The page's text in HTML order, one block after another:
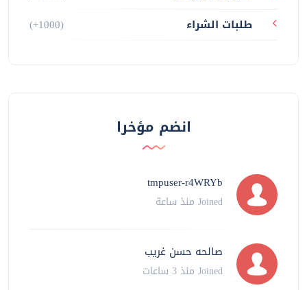
طلبات الشراء
(+1000)
انضم مؤخرا
tmpuser-r4WRYb
Joined منذ ساعة
صالحه حسن غريب
Joined منذ 3 ساعات